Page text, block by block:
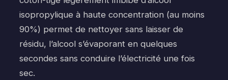
isopropylique à haute concentration (au moins
90%) permet de nettoyer sans laisser de
résidu, l’alcool s’évaporant en quelques
secondes sans conduire l’électricité une fois
sec.